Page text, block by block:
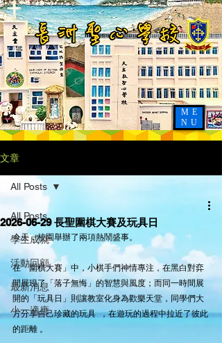
ME
NU
文章
All Posts
學生成就
活動回顧
最新消息
小一適應
All Posts
2026-06-29 長聖圍棋大賽及玩具日
今天，校園舉辦了兩項熱鬧盛事。
在「圍棋大賽」中，小棋手們神情專注，在黑白對弈
間展現了「落子無悔」的智慧與風度；而同一時間展
開的「玩具日」則讓教室化身為歡樂天堂，同學們大
方分享自己珍藏的玩具  ，在遊玩的過程中拉近了彼此
的距離 。